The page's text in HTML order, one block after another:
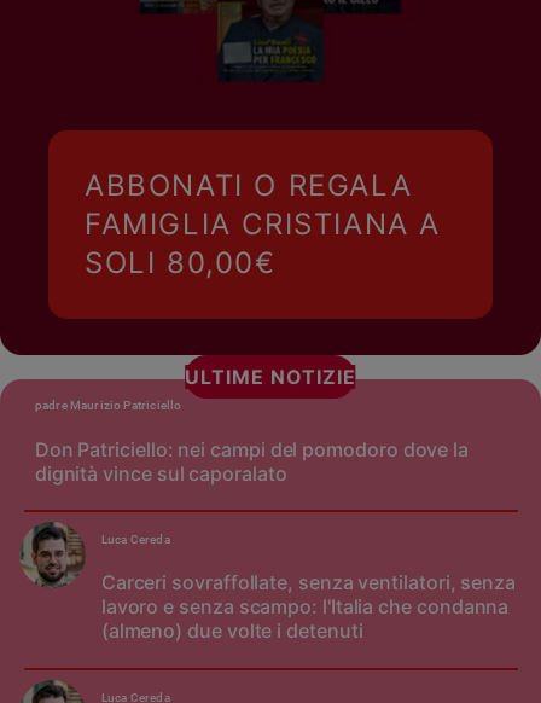
ABBONATI O REGALA
FAMIGLIA CRISTIANA A
SOLI 80,00€
ULTIME NOTIZIE
Don Patriciello: nei campi del pomodoro dove la
dignità vince sul caporalato
padre Maurizio Patriciello
Carceri sovraffollate, senza ventilatori, senza
lavoro e senza scampo: l'Italia che condanna
(almeno) due volte i detenuti
Luca Cereda
Luca Cereda